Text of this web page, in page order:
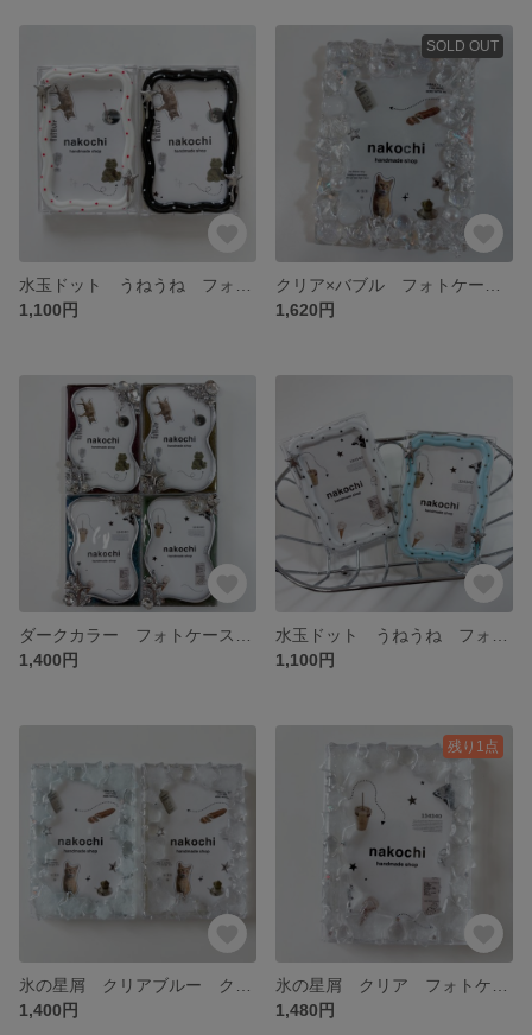
1,100円
SOLD OUT
1,620円
1,400円
1,100円
1,400円
残り1点
1,480円